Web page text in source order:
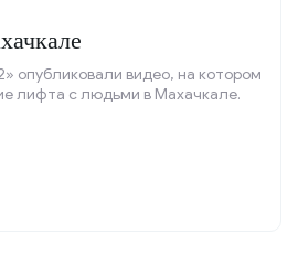
опубликовали видео, на котором
лифта с людьми в Махачкале.